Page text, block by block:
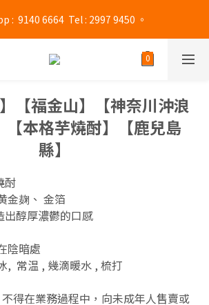
星期一至六 13:00 - 21:00 / 星期日及公眾假期
13:00 - 19:00)
:  9140 6664  Tel : 2997 9450 。
期一至六 13:00 - 21:00 / 星期日及公眾假期
13:00 - 19:00)
】【福金山】【神奈川沖浪
【本格芋燒酎】【鹿兒島
縣】
酎
金麹、 金箔
出醇厚濃鬱的口感
陰暗處
,  常温 , 幾滴暖水 , 梳打
不得在業務過程中，向未成年人售賣或